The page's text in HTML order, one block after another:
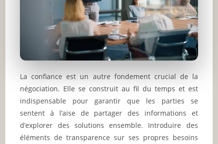
La confiance est un autre fondement crucial de la
négociation. Elle se construit au fil du temps et est
indispensable pour garantir que les parties se
sentent à l’aise de partager des informations et
d’explorer des solutions ensemble. Introduire des
éléments de transparence sur ses propres besoins